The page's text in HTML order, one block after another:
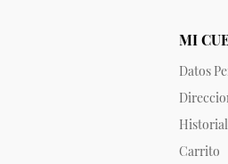
MI
Datos
Carrito